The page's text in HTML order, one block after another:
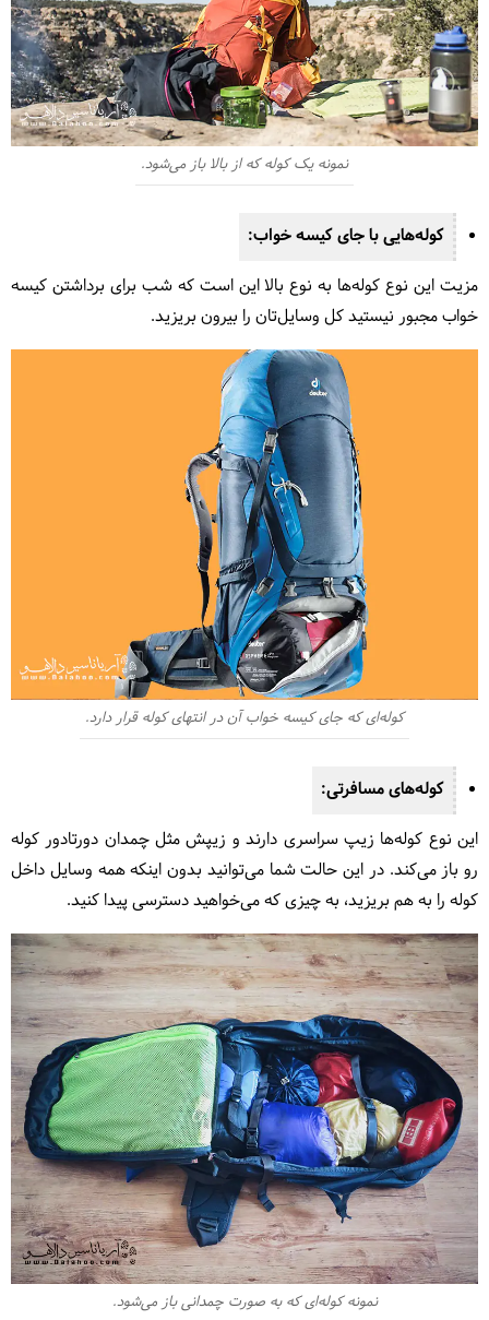
نمونه یک کوله که از بالا باز می‌شود.
کوله‌هایی با جای کیسه خواب:
مزیت این نوع کوله‌ها به نوع بالا این است که شب برای برداشتن کیسه
خواب مجبور نیستید کل وسایل‌تان را بیرون بریزید.
کوله‌ای که جای کیسه خواب آن در انتهای کوله قرار دارد.
کوله‌های مسافرتی:
این نوع کوله‌ها زیپ سراسری دارند و زیپش مثل چمدان دورتادور کوله
رو باز می‌کند. در این حالت شما می‌توانید بدون اینکه همه‌ وسایل داخل
کوله را به هم بریزید، به چیزی که می‌خواهید دسترسی پیدا کنید.
نمونه کوله‌ای که به صورت چمدانی باز می‌شود.